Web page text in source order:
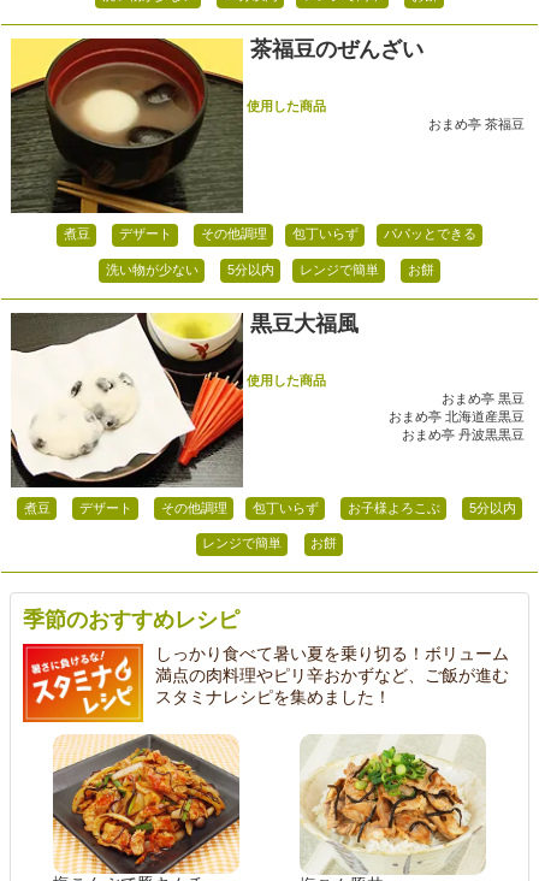
茶福豆のぜんざい
使用した商品
おまめ亭 茶福豆
煮豆 デザート その他調理 包丁いらず パパッとできる
洗い物が少ない 5分以内 レンジで簡単 お餅
黒豆大福風
使用した商品
おまめ亭 黒豆
おまめ亭 北海道産黒豆
おまめ亭 丹波黒黒豆
煮豆 デザート その他調理 包丁いらず お子様よろこぶ 5分以内
レンジで簡単 お餅
季節のおすすめレシピ
しっかり食べて暑い夏を乗り切る！ボリューム
満点の肉料理やピリ辛おかずなど、ご飯が進む
スタミナレシピを集めました！